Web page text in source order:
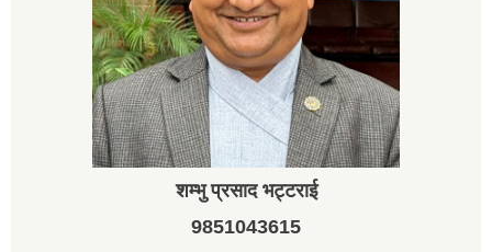
शम्भु प्रसाद भट्टराई
9851043615